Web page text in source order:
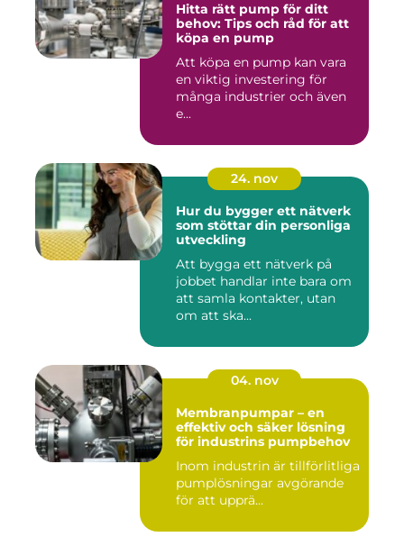
Hitta rätt pump för ditt
behov: Tips och råd för att
köpa en pump
Att köpa en pump kan vara
en viktig investering för
många industrier och även
e...
24. nov
Hur du bygger ett nätverk
som stöttar din personliga
utveckling
Att bygga ett nätverk på
jobbet handlar inte bara om
att samla kontakter, utan
om att ska...
04. nov
Membranpumpar – en
effektiv och säker lösning
för industrins pumpbehov
Inom industrin är tillförlitliga
pumplösningar avgörande
för att upprä...